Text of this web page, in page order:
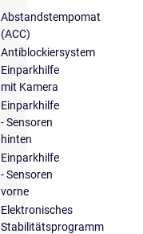
Abstandstempomat
(ACC)
Antiblockiersystem
Einparkhilfe
mit Kamera
Einparkhilfe
- Sensoren
hinten
Einparkhilfe
- Sensoren
vorne
Elektronisches
Stabilitätsprogramm